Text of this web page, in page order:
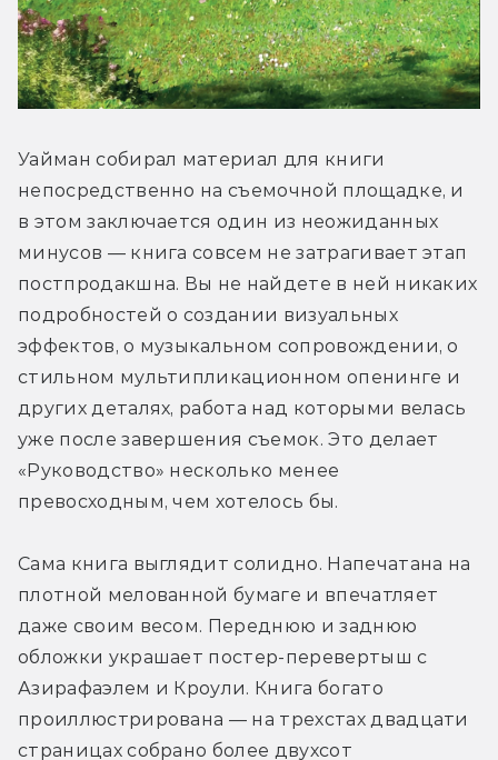
Уайман собирал материал для книги
непосредственно на съемочной площадке, и
в этом заключается один из неожиданных
минусов — книга совсем не затрагивает этап
постпродакшна. Вы не найдете в ней никаких
подробностей о создании визуальных
эффектов, о музыкальном сопровождении, о
стильном мультипликационном опенинге и
других деталях, работа над которыми велась
уже после завершения съемок. Это делает
«Руководство» несколько менее
превосходным, чем хотелось бы.
Сама книга выглядит солидно. Напечатана на
плотной мелованной бумаге и впечатляет
даже своим весом. Переднюю и заднюю
обложки украшает постер-перевертыш с
Азирафаэлем и Кроули. Книга богато
проиллюстрирована — на трехстах двадцати
страницах собрано более двухсот